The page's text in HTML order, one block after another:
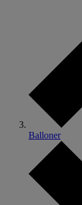
Balloner